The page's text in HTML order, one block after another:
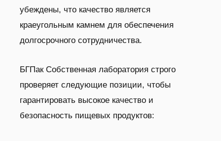
убеждены, что качество является
краеугольным камнем для обеспечения
долгосрочного сотрудничества.
БГПакСобственная лаборатория строго
проверяет следующие позиции, чтобы
гарантировать высокое качество и
безопасность пищевых продуктов: